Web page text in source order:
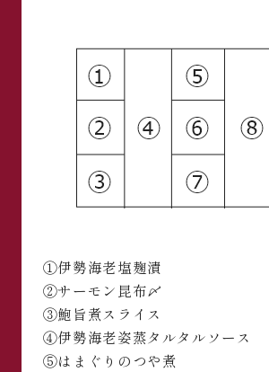
①伊勢海老塩麹漬
②サーモン昆布〆
③鮑旨煮スライス
④伊勢海老姿蒸タルタルソース
⑤はまぐりのつや煮